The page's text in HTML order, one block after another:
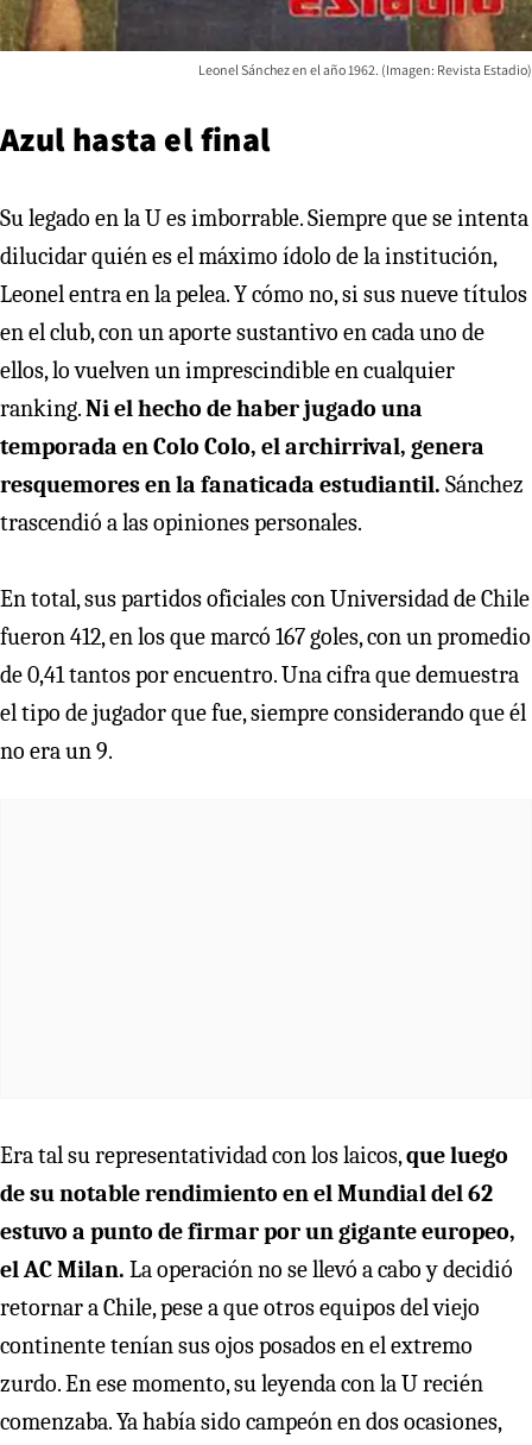
Leonel Sánchez en el año 1962. (Imagen: Revista Estadio)
Azul hasta el final
Su legado en la U es imborrable. Siempre que se intenta
dilucidar quién es el máximo ídolo de la institución,
Leonel entra en la pelea. Y cómo no, si sus nueve títulos
en el club, con un aporte sustantivo en cada uno de
ellos, lo vuelven un imprescindible en cualquier
ranking.Ni el hecho de haber jugado una
temporada en Colo Colo, el archirrival, genera
resquemores en la fanaticada estudiantil. Sánchez
trascendió a las opiniones personales.
En total, sus partidos oficiales con Universidad de Chile
fueron 412, en los que marcó 167 goles, con un promedio
de 0,41 tantos por encuentro. Una cifra que demuestra
el tipo de jugador que fue, siempre considerando que él
no era un 9.
Era tal su representatividad con los laicos,que luego
de su notable rendimiento en el Mundial del 62
estuvo a punto de firmar por un gigante europeo,
el AC Milan. La operación no se llevó a cabo y decidió
retornar a Chile, pese a que otros equipos del viejo
continente tenían sus ojos posados en el extremo
zurdo. En ese momento, su leyenda con la U recién
comenzaba. Ya había sido campeón en dos ocasiones,